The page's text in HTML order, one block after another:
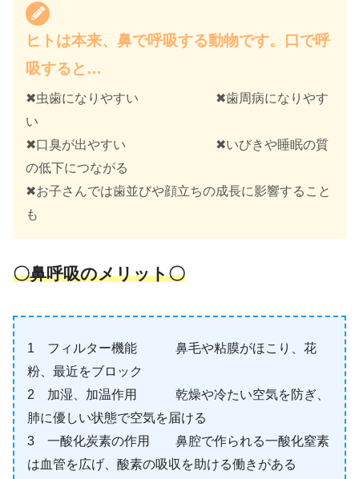
ヒトは本来、鼻で呼吸する動物です。口で呼
吸すると…
✖虫歯になりやすい ✖歯周病になりやす
い
✖口臭が出やすい ✖いびきや睡眠の質
の低下につながる
✖お子さんでは歯並びや顔立ちの成長に影響すること
も
〇鼻呼吸のメリット〇
1 フィルター機能 鼻毛や粘膜がほこり、花
粉、最近をブロック
2 加湿、加温作用 乾燥や冷たい空気を防ぎ、
肺に優しい状態で空気を届ける
3 一酸化炭素の作用 鼻腔で作られる一酸化窒素
は血管を広げ、酸素の吸収を助ける働きがある